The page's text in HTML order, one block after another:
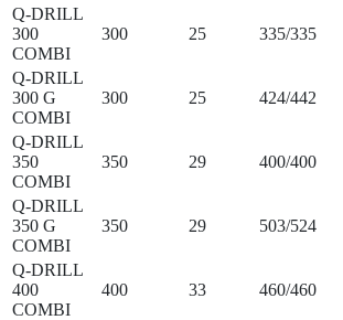
Q-DRILL
300
COMBI
300 25 335/335
Q-DRILL
300 G
COMBI
300 25 424/442
Q-DRILL
350
COMBI
350 29 400/400
Q-DRILL
350 G
COMBI
350 29 503/524
Q-DRILL
400
COMBI
400 33 460/460